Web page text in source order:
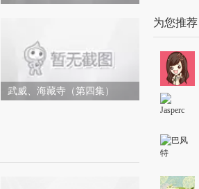
武威、海藏寺（第四集）
为您推荐